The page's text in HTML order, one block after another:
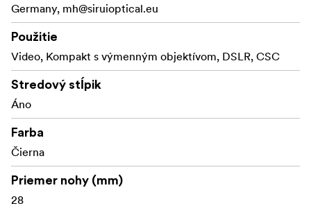
venkovní fotografování
Germany, mh@siruioptical.eu
Použitie
Video, Kompakt s výmenným objektívom, DSLR, CSC
Stredový stĺpik
Áno
Farba
Čierna
Priemer nohy (mm)
28